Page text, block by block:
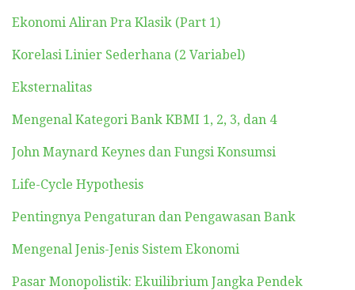
Ekonomi Aliran Pra Klasik (Part 1)
Korelasi Linier Sederhana (2 Variabel)
Eksternalitas
Mengenal Kategori Bank KBMI 1, 2, 3, dan 4
John Maynard Keynes dan Fungsi Konsumsi
Life-Cycle Hypothesis
Pentingnya Pengaturan dan Pengawasan Bank
Mengenal Jenis-Jenis Sistem Ekonomi
Pasar Monopolistik: Ekuilibrium Jangka Pendek